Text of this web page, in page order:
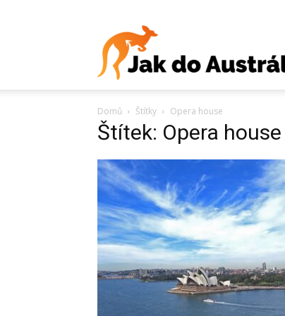
Domů Štítky Opera house
Štítek: Opera house